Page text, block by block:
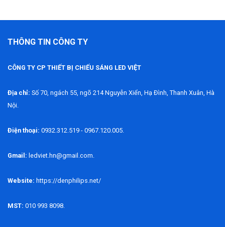
THÔNG TIN CÔNG TY
CÔNG TY CP THIẾT BỊ CHIẾU SÁNG LED VIỆT
Địa chỉ: Số 70, ngách 55, ngõ 214 Nguyễn Xiển, Hạ Đình, Thanh Xuân, Hà
Nội.
Điện thoại: 0932.312.519 - 0967.120.005.
Gmail: ledviet.hn@gmail.com.
Website: https://denphilips.net/
MST: 010 993 8098.